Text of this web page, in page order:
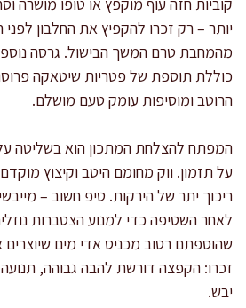
יותר – רק זכרו להקפיץ את החלבון לפני
מהמחבת טרם המשך הבישול. גרסה
כוללת תוספת של פטריות שיטאקה
הרוטב ומוסיפות עומק טעם מושלם.
המפתח להצלחת המתכון הוא בשליטה
על תזמון. ווק מחומם היטב וקיצוץ מוקדם
ריכוך יתר של הירקות. טיפ חשוב –
לאחר השטיפה כדי למנוע הצטברות
שהוספתם רטוב מכניס אדי מים
זכרו: הקפצה דורשת להבה גבוהה,
יבש.